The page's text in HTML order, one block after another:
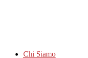
Chi Siamo